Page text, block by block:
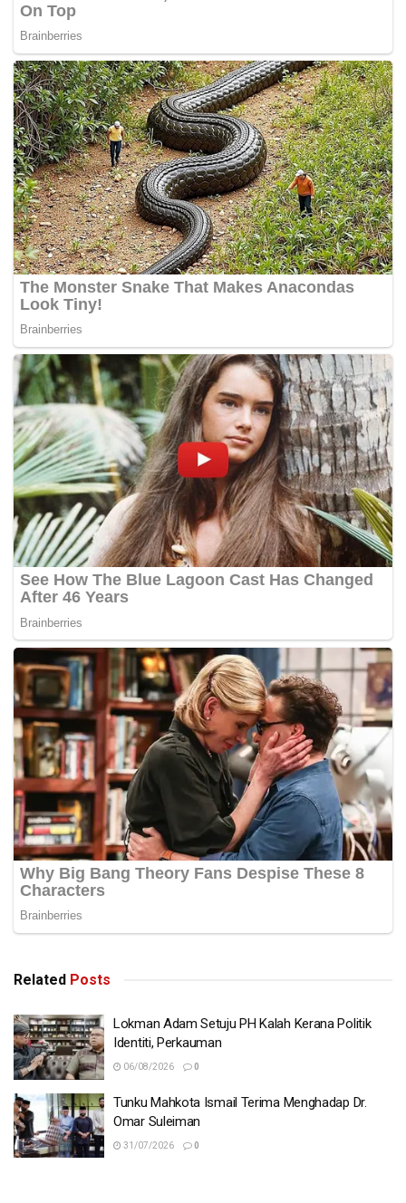
Tags: Amerika Syarikat Universiti video
Related Posts
Lokman Adam Setuju PH Kalah Kerana Politik
Identiti, Perkauman
06/08/2026 0
Tunku Mahkota Ismail Terima Menghadap Dr.
Omar Suleiman
31/07/2026 0